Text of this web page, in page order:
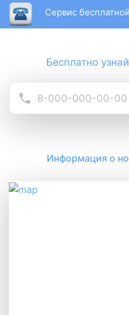
Сервис
Бесплатно
Информация о